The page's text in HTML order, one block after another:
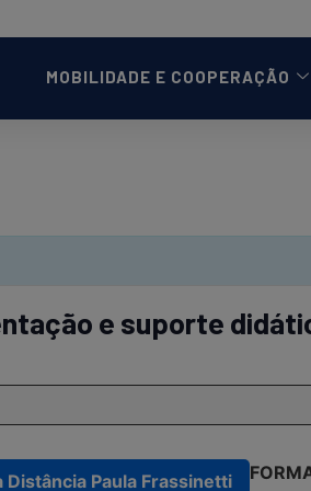
MOBILIDADE E COOPERAÇÃO
e suporte
Paula Frassinetti